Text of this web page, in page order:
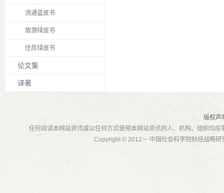
流通蓝皮书
旅游绿皮书
住房绿皮书
论文集
译著
版权声
任何阅读本网站资讯或以任何方式使用本网站资讯的人、机构、组织均应
Copyright © 2012－ 中国社会科学院财经战略